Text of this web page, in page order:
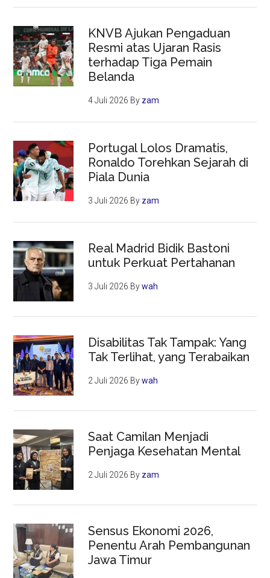
KNVB Ajukan Pengaduan
Resmi atas Ujaran Rasis
terhadap Tiga Pemain
Belanda
4 Juli 2026 By zam
Portugal Lolos Dramatis,
Ronaldo Torehkan Sejarah di
Piala Dunia
3 Juli 2026 By zam
Real Madrid Bidik Bastoni
untuk Perkuat Pertahanan
3 Juli 2026 Bywah
Disabilitas Tak Tampak: Yang
Tak Terlihat, yang Terabaikan
2 Juli 2026 Bywah
Saat Camilan Menjadi
Penjaga Kesehatan Mental
2 Juli 2026 By zam
Sensus Ekonomi 2026,
Penentu Arah Pembangunan
Jawa Timur